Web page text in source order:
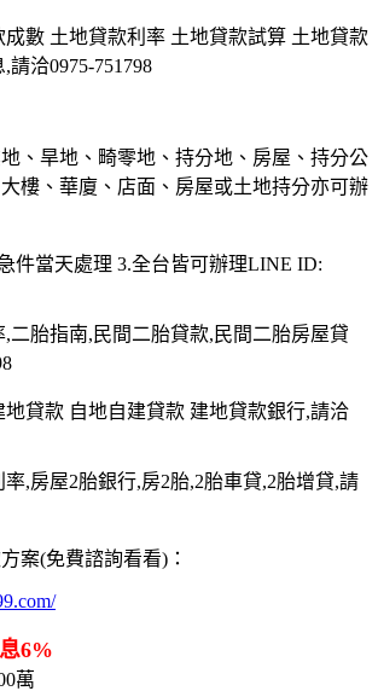
數 土地貸款利率 土地貸款試算 土地貸款
洽0975-751798
、旱地、畸零地、持分地、房屋、持分公
樓、華廈、店面、房屋或土地持分亦可辦
件當天處理 3.全台皆可辦理LINE ID:
二胎指南,民間二胎貸款,民間二胎房屋貸
貸款 自地自建貸款 建地貸款銀行,請洽
,房屋2胎銀行,房2胎,2胎車貸,2胎增貸,請
案(免費諮詢看看)：
6%
萬